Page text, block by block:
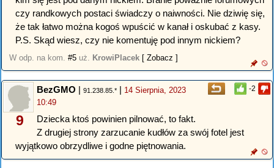
czy randkowych postaci świadczy o naiwności. Nie dziwię się,
że tak łatwo można kogoś wpuścić w kanał i oskubać z kasy.
P.S. Skąd wiesz, czy nie komentuję pod innym nickiem?
W odp. na kom. #5 uż. KrowiPlacek [ Zobacz ]
-2
9
BezGMO | 91.238.85.* | 14 Sierpnia, 2023
10:49
Dziecka ktoś powinien pilnować, to fakt.
Z drugiej strony zarzucanie kudłów za swój fotel jest
wyjątkowo obrzydliwe i godne piętnowania.